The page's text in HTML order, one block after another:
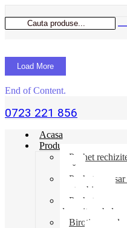
Load More
End of Content.
0723 221 856
Acasa
Produse
Pachet
vară
Pachet
pentru birou
Pachet
depozit-ambalare
Birotica-produse